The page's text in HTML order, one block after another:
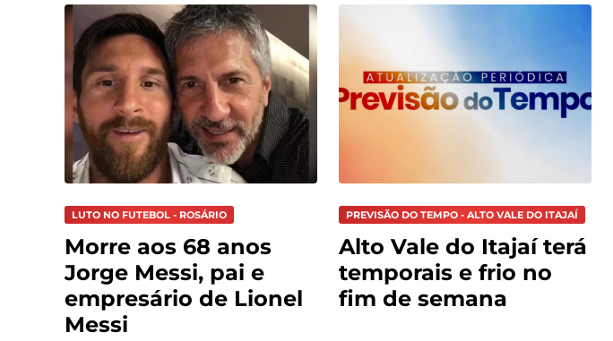
LUTO NO FUTEBOL - ROSÁRIO
Morre aos 68 anos
Jorge Messi, pai e
empresário de Lionel
Messi
PREVISÃO DO TEMPO - ALTO VALE DO ITAJAÍ
Alto Vale do Itajaí terá
temporais e frio no
fim de semana